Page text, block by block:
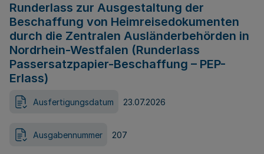
Runderlass zur Ausgestaltung der
Beschaffung von Heimreisedokumenten
durch die Zentralen Ausländerbehörden in
Nordrhein-Westfalen (Runderlass
Passersatzpapier-Beschaffung – PEP-
Erlass)
Ausfertigungsdatum 23.07.2026
Ausgabennummer 207